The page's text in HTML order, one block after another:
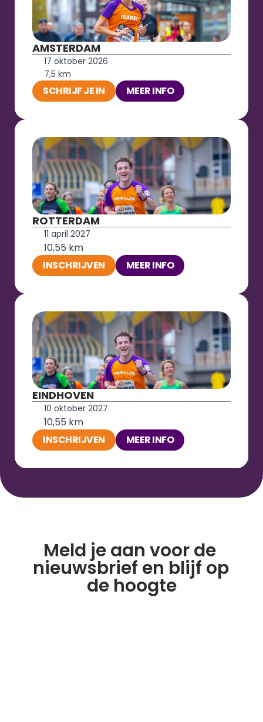
AMSTERDAM
17 oktober 2026
7,5 km
SCHRIJF JE IN MEER INFO
ROTTERDAM
11 april 2027
10,55 km
INSCHRIJVEN
MEER INFO
EINDHOVEN
10 oktober 2027
10,55 km
INSCHRIJVEN
MEER INFO
Meld je aan voor de
nieuwsbrief en blijf op
de hoogte